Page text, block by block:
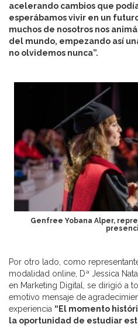
acelerando cambios que
esperábamos vivir en un
muchos de nosotros nos
del mundo, empezando así
no olvidemos nunca”.
Genfree Yobana Alper,
Por otro lado, como
modalidad online, Dª Jessica
en Marketing Digital, se dirigió a
emotivo mensaje de
experiencia “El momento
la oportunidad de estudiar